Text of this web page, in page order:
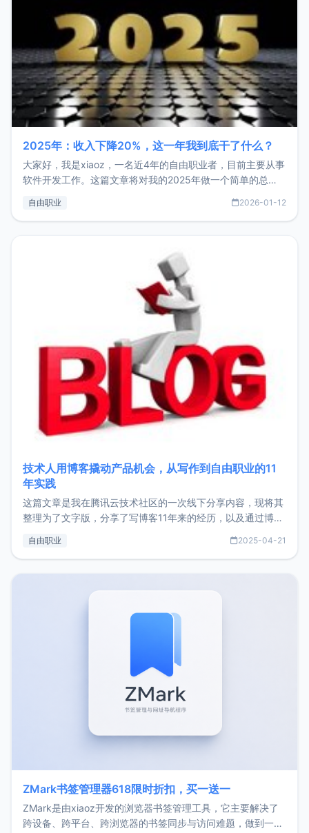
2025年：收入下降20%，这一年我到底干了什么？
大家好，我是xiaoz，一名近4年的自由职业者，目前主要从事
软件开发工作。这篇文章将对我的2025年做一个简单的总
收入下降20%，但却过得很充实，2026年不求突破，但求保
自由职业 2026-01-12
技术人用博客撬动产品机会，从写作到自由职业的11
年实践
这篇文章是我在腾讯云技术社区的一次线下分享内容，现将其
整理为了文字版，分享了写博客11年来的经历，以及通过博客
了我的首个产品ImgURL的真实数据和产品现状。自我介绍大
自由职业 2025-04-21
ZMark书签管理器618限时折扣，买一送一
ZMark是由xiaoz开发的浏览器书签管理工具，它主要解决了
跨设备、跨平台、跨浏览器的书签同步与访问难题，做到一处